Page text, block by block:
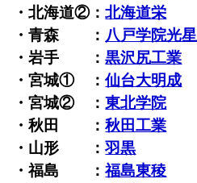
・北海道②：北海道栄
・青森 ： 八戸学院光星
・岩手 ：黒沢尻工業
・宮城① ：仙台大明成
・宮城② ：東北学院
・秋田 ：秋田工業
・山形 ：羽黒
・福島 ：福島東稜